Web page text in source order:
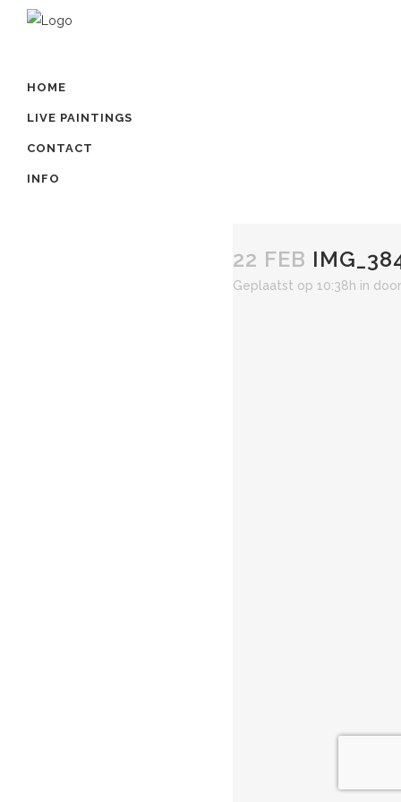
HOME
LIVE PAINTINGS
CONTACT
INFO
22 FEB
Geplaatst op 10:38h in